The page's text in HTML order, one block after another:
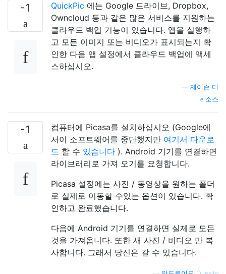
-1 QuickPic 에는 Google 드라이브, Dropbox,
Owncloud 등과 같은 많은 서비스를 지원하는
클라우드 백업 기능이 있습니다. 앱을 실행하
고 모든 이미지 또는 비디오가 표시되는지 확
인한 다음 앱 설정에서 클라우드 백업에 액세
스하십시오.
제이슨 디
소스
-1
컴퓨터에 Picasa를 설치하십시오 (Google에
서이 소프트웨어를 중단했지만 여기서 다운로
드 할 수 있습니다 ). Android 기기를 연결하면
라이브러리로 가져 오기를 요청합니다.
Picasa 설정에는 사진 / 동영상을 원하는 폴더
로 실제로 이동할 수있는 옵션이 있습니다. 확
인하고 완료했습니다.
다음에 Android 기기를 연결하면 실제로 모든
것을 가져옵니다. 또한 새 사진 / 비디오 만 복
사합니다. 그래서 당신은 갈 수 있습니다.